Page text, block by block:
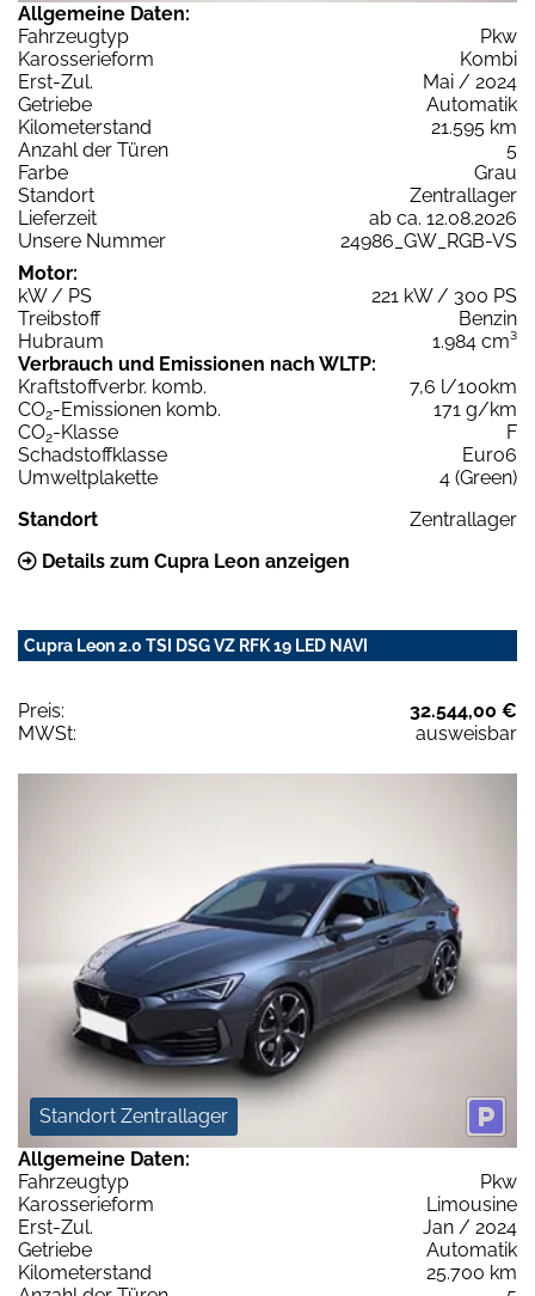
Allgemeine Daten:
Fahrzeugtyp
Pkw
Karosserieform
Kombi
Erst-Zul.
Mai / 2024
Getriebe
Automatik
Kilometerstand
21.595 km
Anzahl der Türen
5
Farbe
Grau
Standort
Zentrallager
Lieferzeit
ab ca. 12.08.2026
Unsere Nummer
24986_GW_RGB-VS
Motor:
kW / PS
221 kW / 300 PS
Treibstoff
Benzin
Hubraum
1.984 cm³
Verbrauch und Emissionen nach WLTP:
Kraftstoffverbr. komb.
7,6 l/100km
CO2-Emissionen komb.
171 g/km
CO2-Klasse
F
Schadstoffklasse
Euro6
Umweltplakette
4 (Green)
Standort
Zentrallager
Details zum Cupra Leon anzeigen
Cupra Leon 2.0 TSI DSG VZ RFK 19 LED NAVI
Preis:
32.544,00 €
MWSt:
ausweisbar
Standort Zentrallager
Allgemeine Daten:
Fahrzeugtyp
Pkw
Karosserieform
Limousine
Erst-Zul.
Jan / 2024
Getriebe
Automatik
Kilometerstand
25.700 km